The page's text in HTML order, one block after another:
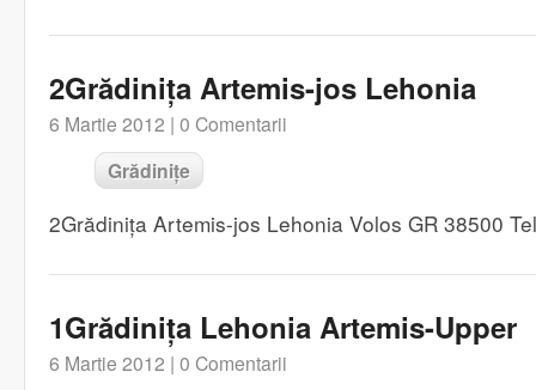
2Grădinița Artemis-jos Lehonia
6 Martie 2012 | 0 Comentarii
Grădinițe
2Grădinița Artemis-jos Lehonia Volos GR 38500
1Grădinița Lehonia Artemis-Upper
6 Martie 2012 | 0 Comentarii